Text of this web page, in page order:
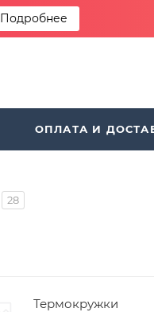
Подробнее
ОПЛАТА И
28
Термокружки